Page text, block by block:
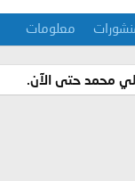
معلومات
محمد حتى الآن.